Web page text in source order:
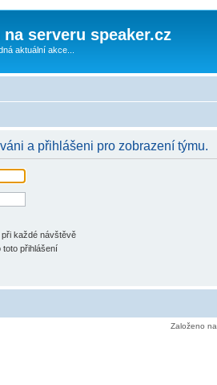
serveru speaker.cz
aktuální akce...
a přihlášeni pro zobrazení týmu.
při každé návštěvě
toto přihlášení
Založeno na